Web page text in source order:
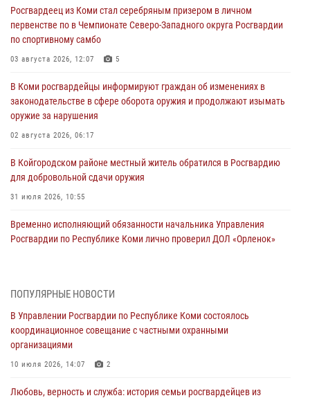
Росгвардеец из Коми стал серебряным призером в личном
первенстве по в Чемпионате Северо-Западного округа Росгвардии
по спортивному самбо
03 августа 2026, 12:07 5
В Коми росгвардейцы информируют граждан об изменениях в
законодательстве в сфере оборота оружия и продолжают изымать
оружие за нарушения
02 августа 2026, 06:17
В Койгородском районе местный житель обратился в Росгвардию
для добровольной сдачи оружия
31 июля 2026, 10:55
Временно исполняющий обязанности начальника Управления
Росгвардии по Республике Коми лично проверил ДОЛ «Орленок»
В Санкт-Петербурге прошел окружной этап ежегодного
Всероссийского конкурса профессионального мастерства среди
сотрудников вневедомственной охраны Росгвардии
ПОПУЛЯРНЫЕ НОВОСТИ
В Управлении Росгвардии по Республике Коми состоялось
координационное совещание с частными охранными
организациями
10 июля 2026, 14:07 2
Любовь, верность и служба: история семьи росгвардейцев из